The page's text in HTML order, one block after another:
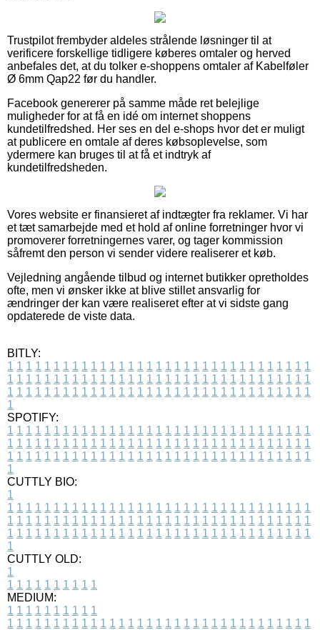
Trustpilot frembyder aldeles strålende løsninger til at
verificere forskellige tidligere køberes omtaler og herved
anbefales det, at du tolker e-shoppens omtaler af Kabelføler
Ø 6mm Qap22 før du handler.
Facebook genererer på samme måde ret belejlige
muligheder for at få en idé om internet shoppens
kundetilfredshed. Her ses en del e-shops hvor det er muligt
at publicere en omtale af deres købsoplevelse, som
ydermere kan bruges til at få et indtryk af
kundetilfredsheden.
Vores website er finansieret af indtægter fra reklamer. Vi har
et tæt samarbejde med et hold af online forretninger hvor vi
promoverer forretningernes varer, og tager kommission
såfremt den person vi sender videre realiserer et køb.
Vejledning angående tilbud og internet butikker opretholdes
ofte, men vi ønsker ikke at blive stillet ansvarlig for
ændringer der kan være realiseret efter at vi sidste gang
opdaterede de viste data.
BITLY:
1 1 1 1 1 1 1 1 1 1 1 1 1 1 1 1 1 1 1 1 1 1 1 1 1 1 1 1 1 1 1 1 1
1 1 1 1 1 1 1 1 1 1 1 1 1 1 1 1 1 1 1 1 1 1 1 1 1 1 1 1 1 1 1 1 1
1 1 1 1 1 1 1 1 1 1 1 1 1 1 1 1 1 1 1 1 1 1 1 1 1 1 1 1 1 1 1 1 1
1
SPOTIFY:
1 1 1 1 1 1 1 1 1 1 1 1 1 1 1 1 1 1 1 1 1 1 1 1 1 1 1 1 1 1 1 1 1
1 1 1 1 1 1 1 1 1 1 1 1 1 1 1 1 1 1 1 1 1 1 1 1 1 1 1 1 1 1 1 1 1
1 1 1 1 1 1 1 1 1 1 1 1 1 1 1 1 1 1 1 1 1 1 1 1 1 1 1 1 1 1 1 1 1
1
CUTTLY BIO:
1
1 1 1 1 1 1 1 1 1 1 1 1 1 1 1 1 1 1 1 1 1 1 1 1 1 1 1 1 1 1 1 1 1
1 1 1 1 1 1 1 1 1 1 1 1 1 1 1 1 1 1 1 1 1 1 1 1 1 1 1 1 1 1 1 1 1
1 1 1 1 1 1 1 1 1 1 1 1 1 1 1 1 1 1 1 1 1 1 1 1 1 1 1 1 1 1 1 1 1
1
CUTTLY OLD:
1
1 1 1 1 1 1 1 1 1 1
MEDIUM:
1 1 1 1 1 1 1 1 1 1
1 1 1 1 1 1 1 1 1 1 1 1 1 1 1 1 1 1 1 1 1 1 1 1 1 1 1 1 1 1 1 1 1